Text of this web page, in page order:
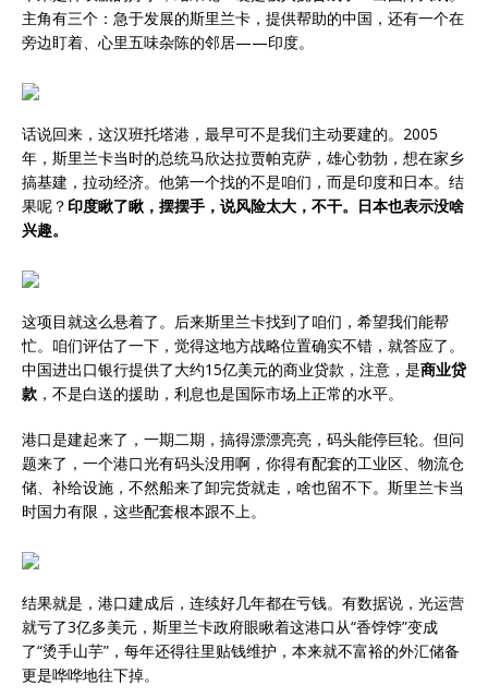
主角有三个：急于发展的斯里兰卡，提供帮助的中国，还有一个在
旁边盯着、心里五味杂陈的邻居——印度。
话说回来，这汉班托塔港，最早可不是我们主动要建的。2005
年，斯里兰卡当时的总统马欣达拉贾帕克萨，雄心勃勃，想在家乡
搞基建，拉动经济。他第一个找的不是咱们，而是印度和日本。结
果呢？ 印度瞅了瞅，摆摆手，说风险太大，不干。日本也表示没啥
兴趣。
这项目就这么悬着了。后来斯里兰卡找到了咱们，希望我们能帮
忙。咱们评估了一下，觉得这地方战略位置确实不错，就答应了。
中国进出口银行提供了大约15亿美元的商业贷款，注意，是商业贷
款 ，不是白送的援助，利息也是国际市场上正常的水平。
港口是建起来了，一期二期，搞得漂漂亮亮，码头能停巨轮。但问
题来了，一个港口光有码头没用啊，你得有配套的工业区、物流仓
储、补给设施，不然船来了卸完货就走，啥也留不下。斯里兰卡当
时国力有限，这些配套根本跟不上。
结果就是，港口建成后，连续好几年都在亏钱。有数据说，光运营
就亏了3亿多美元，斯里兰卡政府眼瞅着这港口从“香饽饽”变成
了“烫手山芋”，每年还得往里贴钱维护，本来就不富裕的外汇储备
更是哗哗地往下掉。